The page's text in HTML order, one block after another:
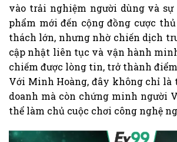
vào trải nghiệm người dùng và
phẩm mới đến cộng đồng cược
thách lớn, nhưng nhờ chiến dịch
cập nhật liên tục và vận hành
chiếm được lòng tin, trở thành
Với Minh Hoàng, đây không chỉ
doanh mà còn chứng minh người
thể làm chủ cuộc chơi công nghệ